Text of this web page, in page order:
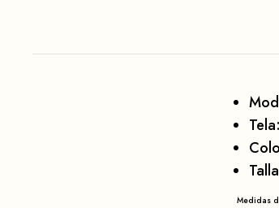
Medidas